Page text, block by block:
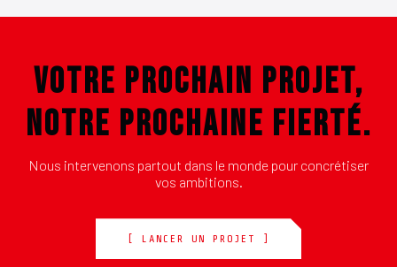
VOTRE PROCHAIN PROJET,
NOTRE PROCHAINE FIERTÉ.
Nous intervenons partout dans le monde pour concrétiser
vos ambitions.
[ LANCER UN PROJET ]